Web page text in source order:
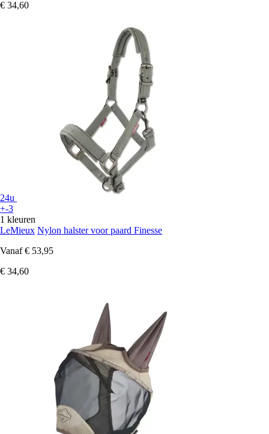
€ 34,60
24u
+-3
1 kleuren
LeMieux Nylon halster voor paard Finesse
Vanaf € 53,95
€ 34,60